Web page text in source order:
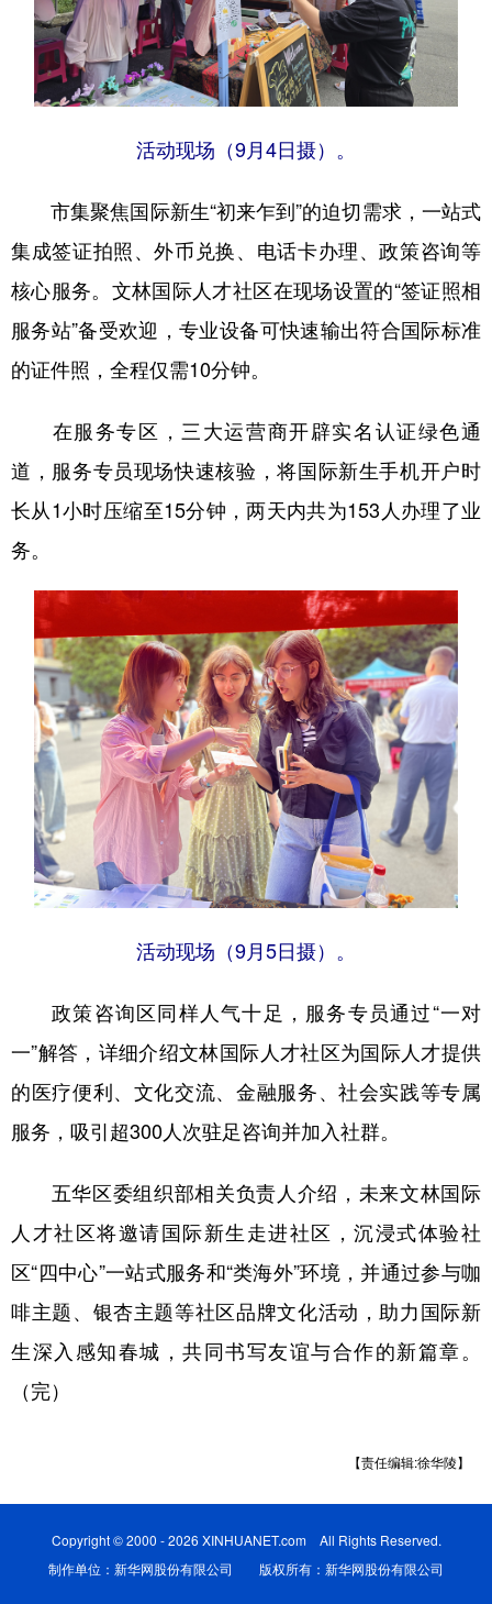
活动现场（9月4日摄）。
市集聚焦国际新生“初来乍到”的迫切需求，一站式
集成签证拍照、外币兑换、电话卡办理、政策咨询等
核心服务。文林国际人才社区在现场设置的“签证照相
服务站”备受欢迎，专业设备可快速输出符合国际标准
的证件照，全程仅需10分钟。
在服务专区，三大运营商开辟实名认证绿色通
道，服务专员现场快速核验，将国际新生手机开户时
长从1小时压缩至15分钟，两天内共为153人办理了业
务。
活动现场（9月5日摄）。
政策咨询区同样人气十足，服务专员通过“一对
一”解答，详细介绍文林国际人才社区为国际人才提供
的医疗便利、文化交流、金融服务、社会实践等专属
服务，吸引超300人次驻足咨询并加入社群。
五华区委组织部相关负责人介绍，未来文林国际
人才社区将邀请国际新生走进社区，沉浸式体验社
区“四中心”一站式服务和“类海外”环境，并通过参与咖
啡主题、银杏主题等社区品牌文化活动，助力国际新
生深入感知春城，共同书写友谊与合作的新篇章。
（完）
【责任编辑:徐华陵】
Copyright © 2000 - 2026 XINHUANET.com All Rights Reserved.
制作单位：新华网股份有限公司 版权所有：新华网股份有限公司